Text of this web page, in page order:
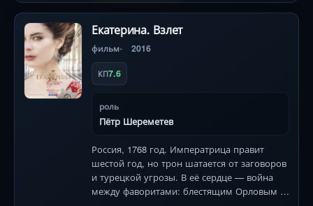
Екатерина. Взлет
фильм 2016
КП7.6
роль
Пётр Шереметев
Россия, 1768 год. Императрица правит
шестой год, но трон шатается от заговоров
и турецкой угрозы. В её сердце — война
между фаворитами: блестящим Орловым и